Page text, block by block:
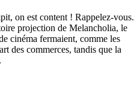
on est content ! Rappelez-vous.
projection de Melancholia, le
cinéma fermaient, comme les
des commerces, tandis que la